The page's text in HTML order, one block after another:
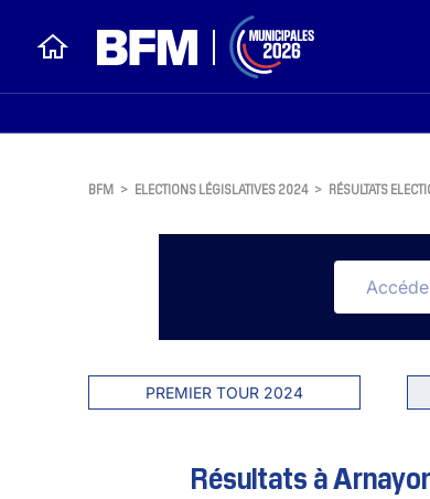
BFM > ELECTIONS LÉGISLATIVES 2024 > RÉSULTATS
PREMIER TOUR 2024
Résultats à